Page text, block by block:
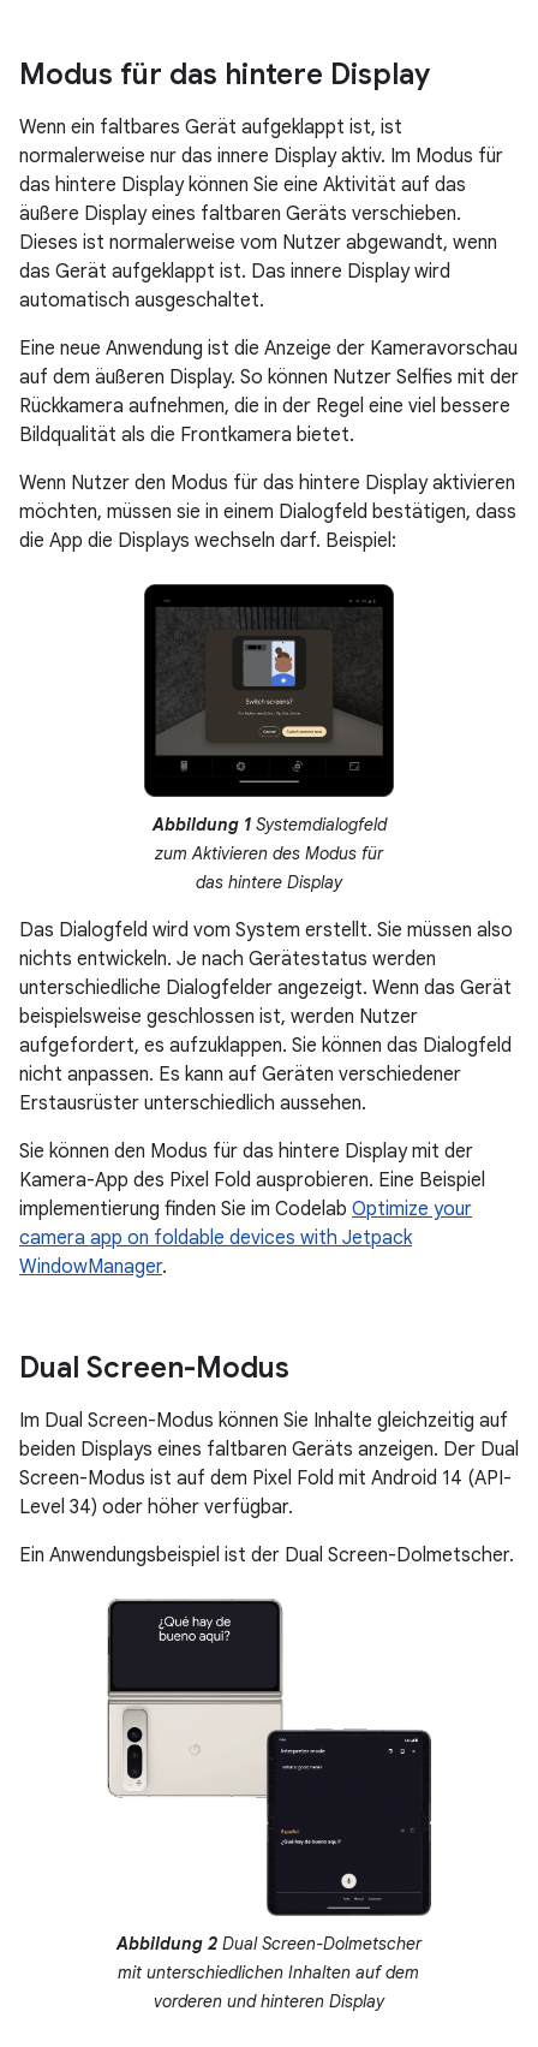
Modus für das hintere Display
Wenn ein faltbares Gerät aufgeklappt ist, ist
normalerweise nur das innere Display aktiv. Im Modus für
das hintere Display können Sie eine Aktivität auf das
äußere Display eines faltbaren Geräts verschieben.
Dieses ist normalerweise vom Nutzer abgewandt, wenn
das Gerät aufgeklappt ist. Das innere Display wird
automatisch ausgeschaltet.
Eine neue Anwendung ist die Anzeige der Kameravorschau
auf dem äußeren Display. So können Nutzer Selfies mit der
Rückkamera aufnehmen, die in der Regel eine viel bessere
Bildqualität als die Frontkamera bietet.
Wenn Nutzer den Modus für das hintere Display aktivieren
möchten, müssen sie in einem Dialogfeld bestätigen, dass
die App die Displays wechseln darf. Beispiel:
Abbildung 1Systemdialogfeld
zum Aktivieren des Modus für
das hintere Display
Das Dialogfeld wird vom System erstellt. Sie müssen also
nichts entwickeln. Je nach Gerätestatus werden
unterschiedliche Dialogfelder angezeigt. Wenn das Gerät
beispielsweise geschlossen ist, werden Nutzer
aufgefordert, es aufzuklappen. Sie können das Dialogfeld
nicht anpassen. Es kann auf Geräten verschiedener
Erstausrüster unterschiedlich aussehen.
Sie können den Modus für das hintere Display mit der
Kamera-App des Pixel Fold ausprobieren. Eine Beispiel
implementierung finden Sie im Codelab Optimize your
camera app on foldable devices with Jetpack
WindowManager.
Dual Screen-Modus
Im Dual Screen-Modus können Sie Inhalte gleichzeitig auf
beiden Displays eines faltbaren Geräts anzeigen. Der Dual
Screen-Modus ist auf dem Pixel Fold mit Android 14 (API-
Level 34) oder höher verfügbar.
Ein Anwendungsbeispiel ist der Dual Screen-Dolmetscher.
Abbildung 2Dual Screen-Dolmetscher
mit unterschiedlichen Inhalten auf dem
vorderen und hinteren Display